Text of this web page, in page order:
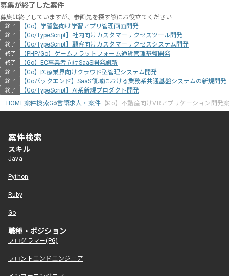
募集が終了した案件
募集は終了していますが、参画先を探す際にお役立てください
終了 【Go】学習塾向け学習アプリ管理画面開発
終了 【Go/TypeScript】社内向けカスタマーサクセスツール開発
終了 【Go/TypeScript】顧客向けカスタマーサクセスシステム開発
終了 【PHP/Go】ゲームプラットフォーム通貨管理基盤開発
終了 【Go】EC事業者向けSaaS開発刷新
終了 【Go】医療業界向けクラウド型管理システム開発
終了 【Goバックエンド】SaaS領域における業務系共通基盤システムの新規開発
終了
【Go/TypeScript】AI系新規プロダクト開発
HOME案件検索Go言語求人・案件 【Go】不動産向けVRアプリケーション開発
案件検索
スキル
Java
Python
Ruby
Go
職種・ポジション
プログラマー(PG)
フロントエンドエンジニア